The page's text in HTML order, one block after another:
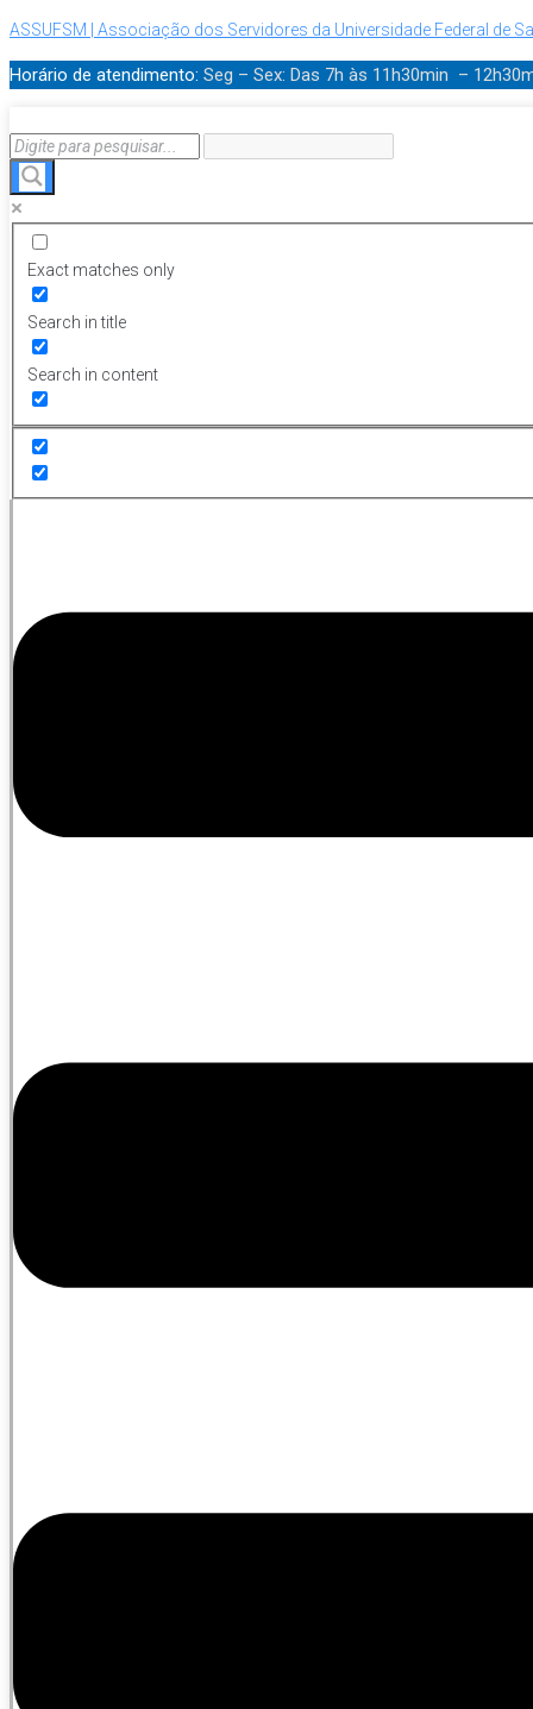
ASSUFSM | Associação dos Servidores da Universidade Federal de
Horário de atendimento: Seg – Sex: Das 7h às 11h30min –
Exact matches only
Search in title
Search in content